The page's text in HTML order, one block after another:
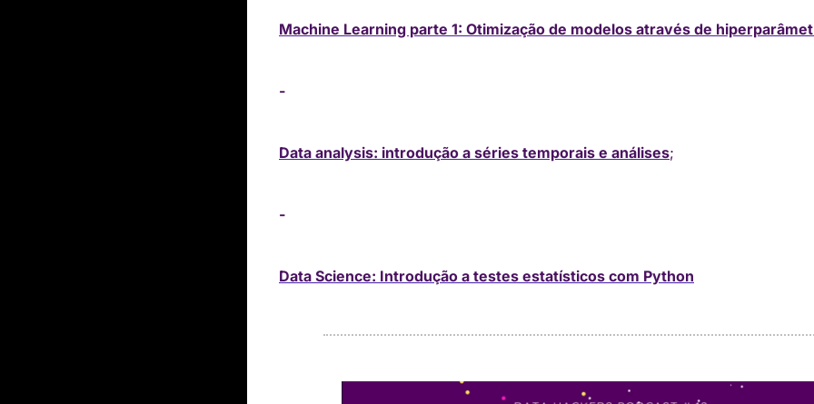
Machine Learning parte 1: Otimização de modelos através de
-
Data analysis: introdução a séries temporais e análises;
-
Data Science: Introdução a testes estatísticos com Python